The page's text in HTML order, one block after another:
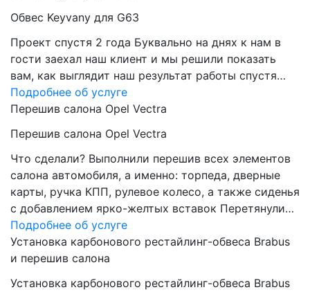
Обвес Keyvany для G63
Проект спустя 2 года Буквально на днях к нам в
гости заехал наш клиент и мы решили показать
вам, как выглядит наш результат работы спустя…
Подробнее об услуге
Перешив салона Opel Vectra
Перешив салона Opel Vectra
Что сделали? Выполнили перешив всех элементов
салона автомобиля, а именно: торпеда, дверные
карты, ручка КПП, рулевое колесо, а также сиденья
с добавлением ярко-желтых вставок Перетянули…
Подробнее об услуге
Установка карбонового рестайлинг-обвеса Brabus
и перешив салона
Установка карбонового рестайлинг-обвеса Brabus